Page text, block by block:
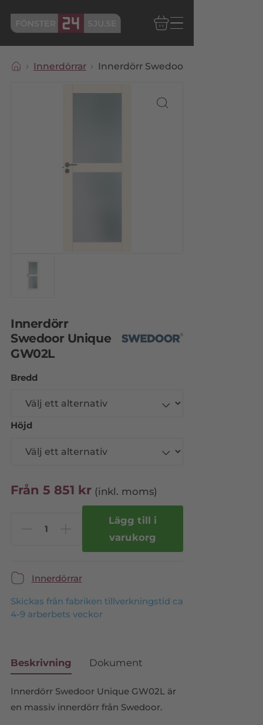
Innerdörrar Innerdörr Swedoor Unique GW02L
Innerdörr
Swedoor Unique
GW02L
Bredd
Höjd
Från 5 851 kr (inkl. moms)
Lägg till i
varukorg
Innerdörrar
Skickas från fabriken tillverkningstid ca
4-9 arberbets veckor
Beskrivning Dokument
Innerdörr Swedoor Unique GW02L är
en massiv innerdörr från Swedoor.